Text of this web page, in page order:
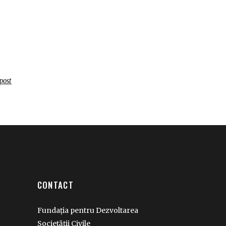
CONTACT
Fundația pentru Dezvoltarea
Societății Civile